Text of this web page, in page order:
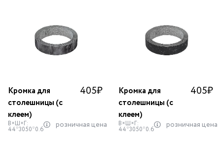
Кромка для
столешницы (с
клеем)
405₽
В×Ш×Г:
44*3050*0.6 розничная цена
Кромка для
столешницы (с
клеем)
405₽
В×Ш×Г:
44*3050*0.6 розничная цена